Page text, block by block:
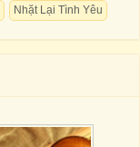
Nhặt Lại Tình Yêu